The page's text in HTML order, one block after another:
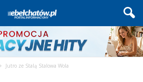
Jutro ze Stalą Stalowa Wola